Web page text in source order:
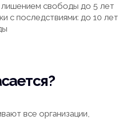
лишением свободы до 5 лет
с последствиями: до 10 лет
все организации,